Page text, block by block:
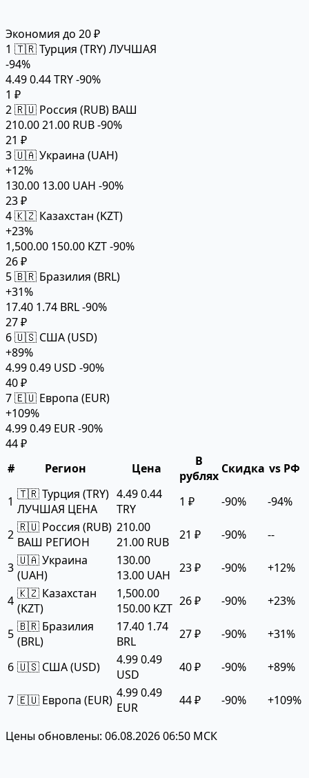
Экономия до 20 ₽
1 🇹🇷 Турция (TRY)ЛУЧШАЯ
-94%
4.490.44 TRY-90%
1 ₽
2🇷🇺 Россия (RUB) ВАШ
210.0021.00 RUB-90%
21 ₽
3🇺🇦 Украина (UAH)
+12%
130.00 13.00 UAH -90%
23 ₽
4🇰🇿 Казахстан (KZT)
+23%
1,500.00 150.00 KZT-90%
26 ₽
5🇧🇷 Бразилия (BRL)
+31%
17.40 1.74 BRL-90%
27 ₽
6🇺🇸 США (USD)
+89%
4.990.49 USD -90%
40 ₽
7🇪🇺 Европа (EUR)
+109%
4.990.49 EUR-90%
44 ₽
#
Регион Цена
В
рублях Скидка vs РФ
1 🇹🇷 Турция (TRY)
ЛУЧШАЯ ЦЕНА
4.490.44
TRY
1 ₽ -90% -94%
2 🇷🇺 Россия (RUB)
ВАШ РЕГИОН
210.00
21.00 RUB
21 ₽ -90% --
3 🇺🇦 Украина
(UAH)
130.00
13.00 UAH
23 ₽ -90% +12%
4 🇰🇿 Казахстан
(KZT)
1,500.00
150.00 KZT 26 ₽ -90% +23%
5 🇧🇷 Бразилия
(BRL)
17.40 1.74
BRL
27 ₽ -90% +31%
6 🇺🇸 США (USD) 4.990.49
USD
40 ₽ -90% +89%
7 🇪🇺 Европа (EUR) 4.990.49
EUR
44 ₽ -90% +109%
Цены обновлены: 06.08.2026 06:50 МСК